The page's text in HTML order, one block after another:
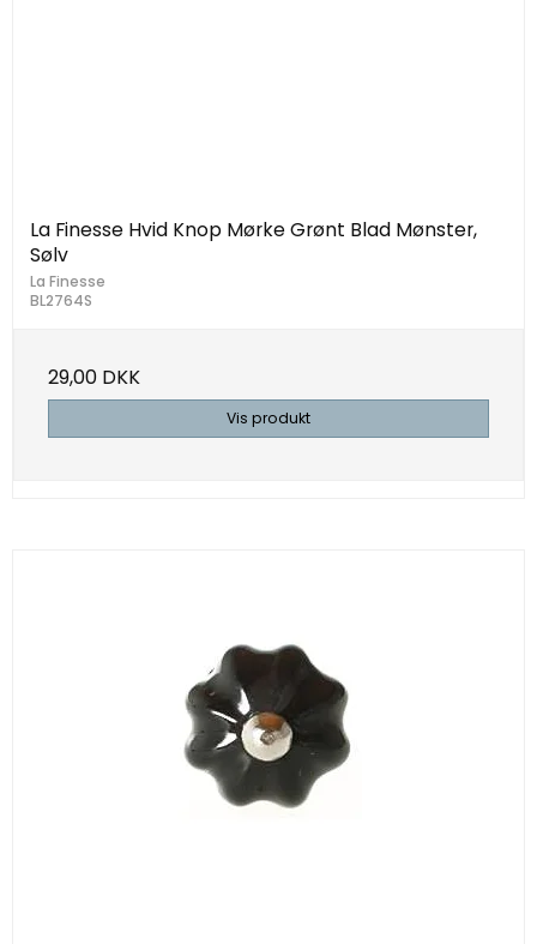
La Finesse Hvid Knop Mørke Grønt Blad Mønster,
Sølv
La Finesse
BL2764S
29,00 DKK
Vis produkt